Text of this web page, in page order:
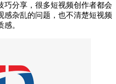
巧分享，很多短视频创作者都会
感杂乱的问题，也不清楚短视频
。